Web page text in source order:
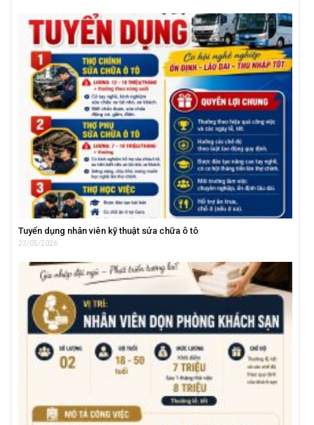
Tuyển dụng nhân viên kỹ thuật sửa chữa ô tô
22/05/2026